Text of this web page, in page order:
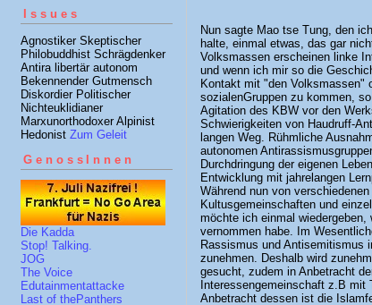
Issues
Agnostiker Skeptischer
Philobuddhist Schrägdenker
Antira libertär autonom
Bekennender Gutmensch
Diskordier Politischer
Nichteuklidianer
Marxunorthodoxer Alpinist
Hedonist Zum Geleit
GenossInnen
Die Kadda
Stop! Talking.
JOG
The Voice
Edutainmentattacke
Last of thePanthers
Nun sagte Mao tse Tung, den
halte, einmal etwas, das gar
Volksmassen erscheinen linke
und wenn ich mir so die
Kontakt mit "den Volksmassen"
sozialenGruppen zu kommen,
Agitation des KBW vor den
Schwierigkeiten von Haudruff-
langen Weg. Rühmliche
autonomen
Durchdringung der eigenen
Entwicklung mit jahrelangen
Während nun von
Kultusgemeinschaften und
möchte ich einmal
vernommen habe. Im
Rassismus und Antisemitismus
zunehmen. Deshalb wird
gesucht, zudem in Anbetracht
Interessengemeinschaft z.B mit
Anbetracht dessen ist die